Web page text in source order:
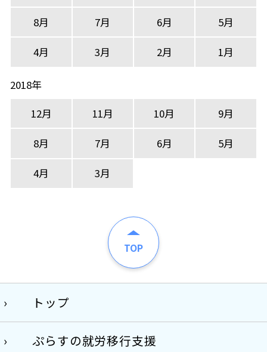
8月 7月 6月 5月
4月 3月 2月 1月
2018年
12月
11月 10月 9月
8月 7月 6月 5月
4月 3月
TOP
トップ
ぷらすの就労移行支援